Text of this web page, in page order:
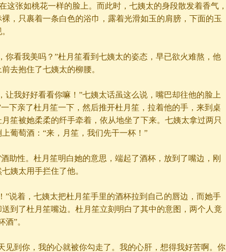
这张如桃花一样的脸上。而此时，七姨太的身段散发着香气，
裸，只裹着一条白色的浴巾，露着光滑如玉的肩膀，下面的玉
看我美吗？”杜月笙看到七姨太的姿态，早已欲火难熬，他
去抱住了七姨太的柳腰。
我好好看看你嘛！”七姨太话虽这么说，嘴巴却往他的脸上
一下亲了杜月笙一下，然后推开杜月笙，拉着他的手，来到桌
笙被她柔柔的纤手牵着，依从地坐了下来。七姨太拿过两只
葡萄酒：“来，月笙，我们先干一杯！”
性。杜月笙明白她的意思，端起了酒杯，放到了嘴边，刚
姨太用手拦住了他。
着，七姨太把杜月笙手里的酒杯拉到自己的唇边，而她手
送到了杜月笙嘴边。杜月笙立刻明白了其中的意图，两个人竟
酒”。
到你，我的心就被你勾走了。我的心肝，想得我好苦啊。你